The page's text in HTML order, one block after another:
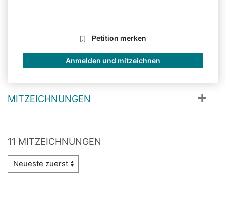
Petition merken
Anmelden und mitzeichnen
MITZEICHNUNGEN
11 MITZEICHNUNGEN